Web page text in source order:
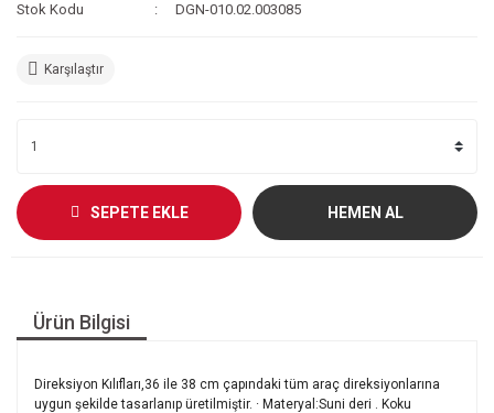
Stok Kodu DGN-010.02.003085
Karşılaştır
SEPETE EKLE HEMEN AL
Ürün Bilgisi
Direksiyon Kılıfları,36 ile 38 cm çapındaki tüm araç direksiyonlarına
uygun şekilde tasarlanıp üretilmiştir. · Materyal:Suni deri . Koku